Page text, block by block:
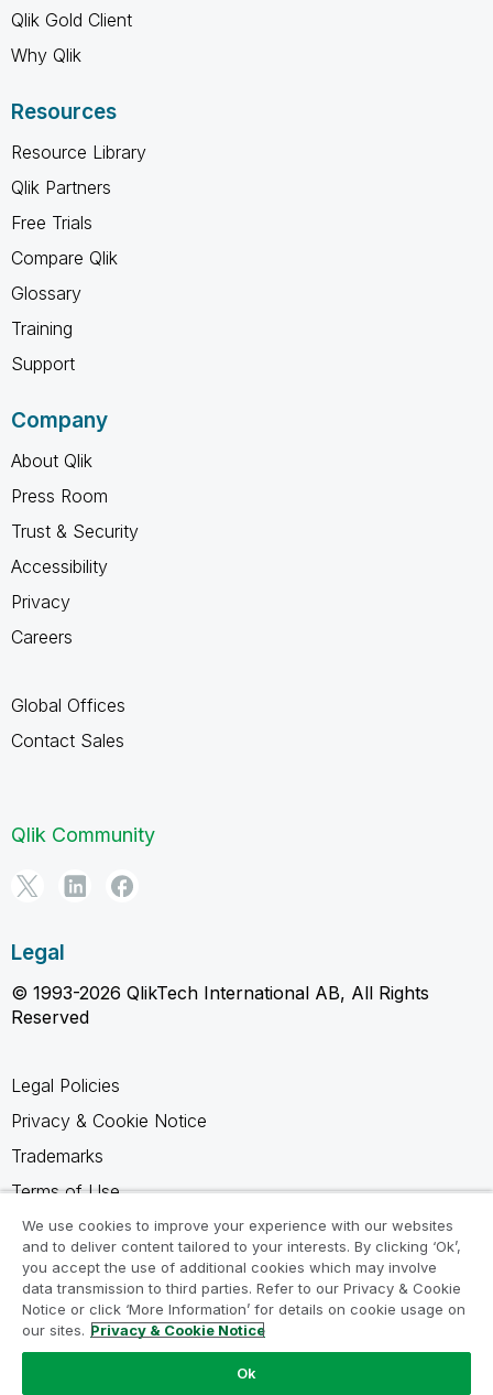
Qlik Gold Client
Why Qlik
Resources
Resource Library
Qlik Partners
Free Trials
Compare Qlik
Glossary
Training
Support
Company
About Qlik
Press Room
Trust & Security
Accessibility
Privacy
Careers
Global Offices
Contact Sales
Qlik Community
Legal
© 1993-2026 QlikTech International AB, All Rights
Reserved
Legal Policies
Privacy & Cookie Notice
Trademarks
Terms of Use
Legal Agreements
Product Terms
Do not share my info
We use cookies to improve your experience with our websites
and to deliver content tailored to your interests. By clicking ‘Ok’,
you accept the use of additional cookies which may involve
data transmission to third parties. Refer to our Privacy & Cookie
Notice or click ‘More Information’ for details on cookie usage on
our sites. Privacy & Cookie Notice
Ok